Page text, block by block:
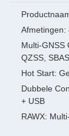
Afmetingen:
Multi-GNSS
QZSS, SBAS
Hot Start:
Dubbele
+ USB
RAWX: